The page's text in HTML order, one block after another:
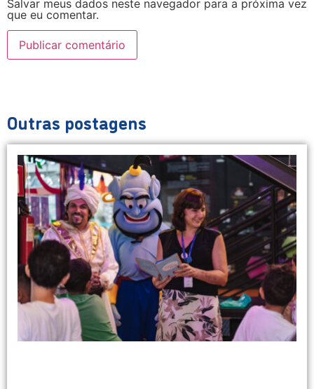
Salvar meus dados neste navegador para a próxima vez
que eu comentar.
Outras postagens